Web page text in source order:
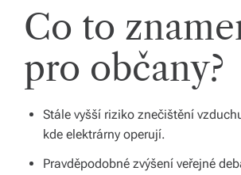
Co to
pro občany?
Stále vyšší riziko znečištění
kde elektrárny operují.
Pravděpodobné zvýšení veřejné